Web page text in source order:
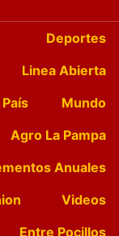
Deportes
Linea Abierta
País
Mundo
Agro La Pampa
Anuales
Videos
Entre Pocillos